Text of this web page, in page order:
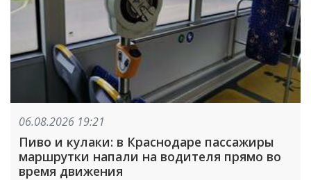
06.08.2026 19:21
Пиво и кулаки: в Краснодаре пассажиры
маршрутки напали на водителя прямо во
время движения